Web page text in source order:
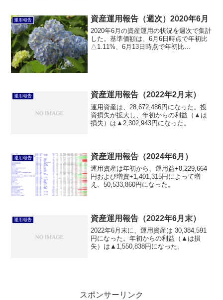
運用報告 資産運用報告（週次）2020年6月
2020年6月の資産運用の状況を週次で集計
した。基準価額は、6月6日時点で年初比
△1.11%、6月13日時点で年初比
運用報告 資産運用報告（2022年2月末）
運用資産は、28,672,486円になった。投
資損失が拡大し、年初からの利益（▲は
損失）は▲2,302,943円になった。
運用報告 資産運用報告（2024年6月）
運用資産は年初から、運用益+8,229,664
円および増資+1,401,315円によって増
え、50,533,860円になった。
運用報告 資産運用報告（2022年6月末）
2022年6月末に、運用資産は 30,384,591
円になった。年初からの利益（▲は損
失）は▲1,550,838円になった。
スポンサーリンク